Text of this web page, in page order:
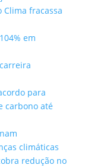
fracassa
em
para
carbono até
climáticas
redução no